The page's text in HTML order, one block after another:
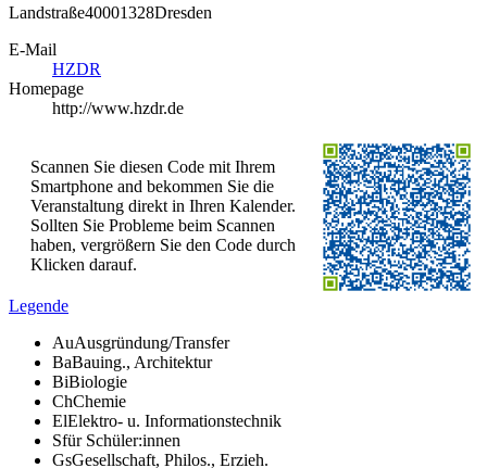
Landstraße40001328Dresden
E-Mail
HZDR
Homepage
http://www.hzdr.de
Scannen Sie diesen Code mit Ihrem
Smartphone and bekommen Sie die
Veranstaltung direkt in Ihren Kalender.
Sollten Sie Probleme beim Scannen
haben, vergrößern Sie den Code durch
Klicken darauf.
Legende
AuAusgründung/Transfer
BaBauing., Architektur
BiBiologie
ChChemie
ElElektro- u. Informationstechnik
Sfür Schüler:innen
GsGesellschaft, Philos., Erzieh.